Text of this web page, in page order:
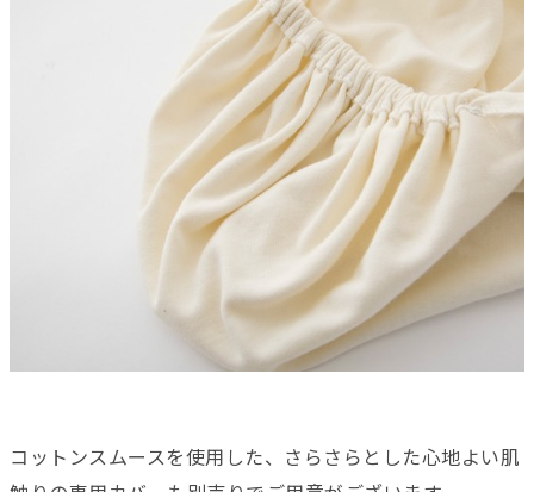
コットンスムースを使用した、さらさらとした心地よい肌